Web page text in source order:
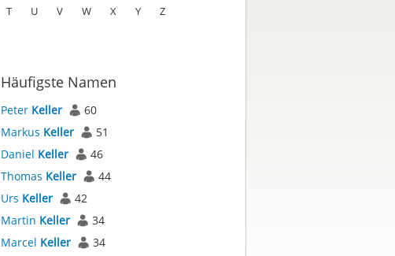
T U V W X Y Z
Häufigste Namen
Peter Keller
60
Markus Keller
51
Daniel Keller
46
Thomas Keller
44
Urs Keller
42
Martin Keller
34
Marcel Keller
34